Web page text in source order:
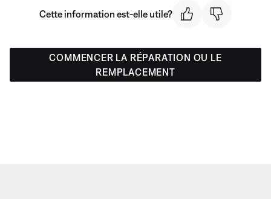
Cette information est-elle utile?
COMMENCER LA RÉPARATION OU LE
REMPLACEMENT